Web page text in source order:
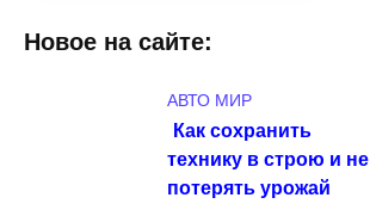
Новое на сайте:
АВТО МИР
Как сохранить
технику в строю и не
потерять урожай